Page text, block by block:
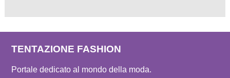
TENTAZIONE FASHION
Portale dedicato al mondo della moda.